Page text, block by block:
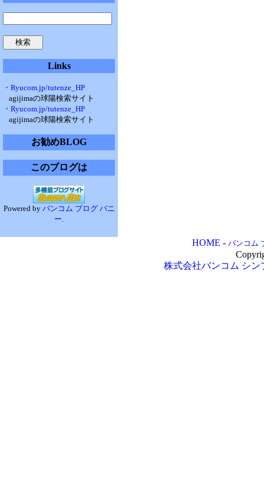
Links
・Ryucom.jp/tutenze_HP
agijimaの球陽検索サイト
・Ryucom.jp/tutenze_HP
agijimaの球陽検索サイト
お勧めBLOG
このブログは
Powered by バンコム ブログ バニ
ー.
HOME - バンコム
株式会社バンコム シン